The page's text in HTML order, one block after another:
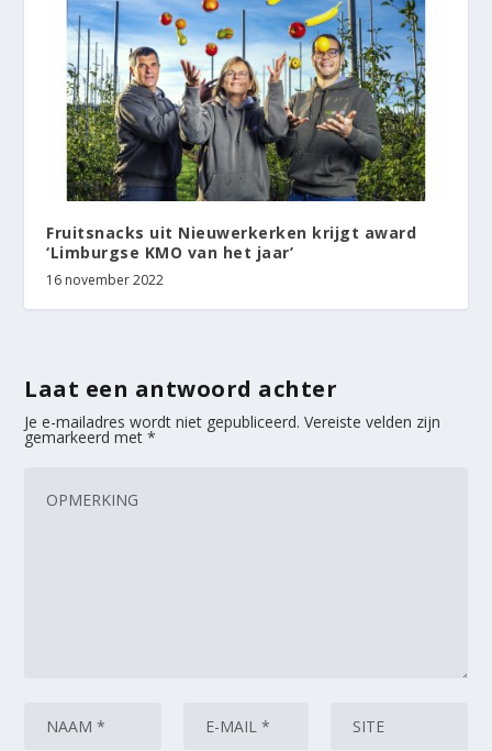
Fruitsnacks uit Nieuwerkerken krijgt award
‘Limburgse KMO van het jaar’
16 november 2022
Laat een antwoord achter
Je e-mailadres wordt niet gepubliceerd. Vereiste velden zijn
gemarkeerd met*